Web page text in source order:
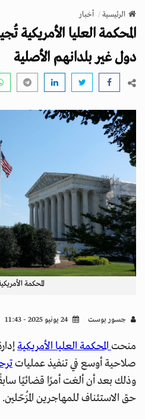
v
g
a
t
n
الرئيسية أخبار
المحكمة العليا الأمريكية
دول غير بلدانهم الأصلية
المحكمة
جسور بوست
منحتالمحكمة العليا الأمريكية
صلاحية أوسع في تنفيذ عمليات
وذلك بعد أن ألغت أمرًا قضائيًا
حق الاستئناف للمهاجرين المُرَحّلين.